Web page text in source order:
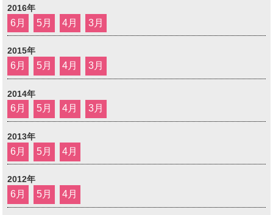
2016年
6月 5月 4月 3月
2015年
6月 5月 4月 3月
2014年
6月 5月 4月 3月
2013年
6月 5月 4月
2012年
6月 5月 4月